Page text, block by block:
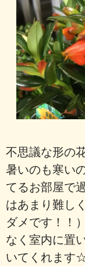
不思議な形の
暑いのも寒い
てるお部屋で
はあまり難し
ダメです！！
なく室内に置
いてくれます